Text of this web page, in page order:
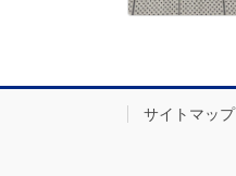
サイトマップ